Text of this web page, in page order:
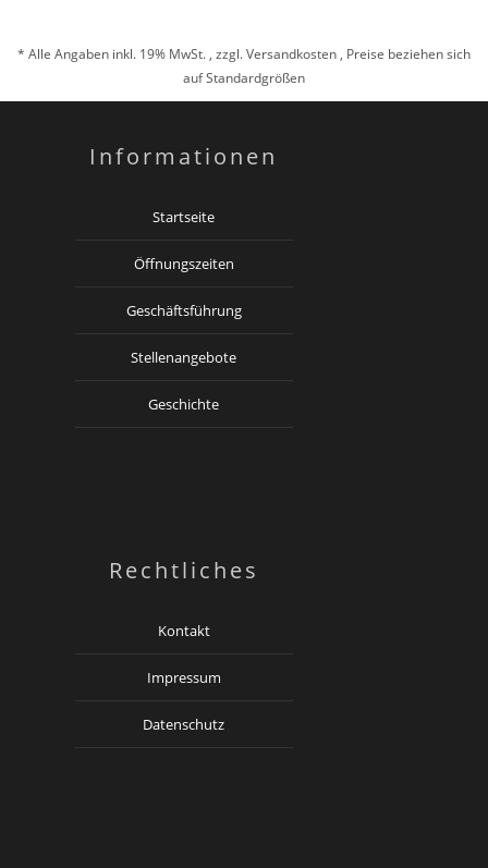
* Alle Angaben inkl. 19% MwSt. , zzgl.Versandkosten , Preise beziehen sich
auf Standardgrößen
Informationen
Startseite
Öffnungszeiten
Geschäftsführung
Stellenangebote
Geschichte
Rechtliches
Kontakt
Impressum
Datenschutz